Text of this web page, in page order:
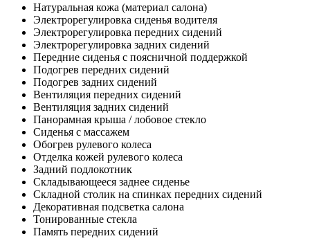
Натуральная кожа (материал салона)
Электрорегулировка сиденья водителя
Электрорегулировка передних сидений
Электрорегулировка задних сидений
Передние сиденья с поясничной поддержкой
Подогрев передних сидений
Подогрев задних сидений
Вентиляция передних сидений
Вентиляция задних сидений
Панорамная крыша / лобовое стекло
Сиденья с массажем
Обогрев рулевого колеса
Отделка кожей рулевого колеса
Задний подлокотник
Складывающееся заднее сиденье
Складной столик на спинках передних сидений
Декоративная подсветка салона
Тонированные стекла
Память передних сидений